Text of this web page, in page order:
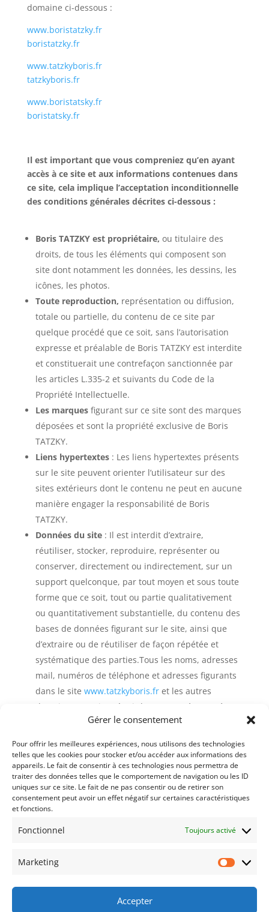
Gérer le consentement
Pour offrir les meilleures expériences, nous utilisons des technologies
telles que les cookies pour stocker et/ou accéder aux informations des
appareils. Le fait de consentir à ces technologies nous permettra de
traiter des données telles que le comportement de navigation ou les ID
uniques sur ce site. Le fait de ne pas consentir ou de retirer son
consentement peut avoir un effet négatif sur certaines caractéristiques
et fonctions.
Fonctionnel Toujours activé
Marketing
Accepter
domaine ci-dessous :
www.boristatzky.fr
boristatzky.fr
www.tatzkyboris.fr
tatzkyboris.fr
www.boristatsky.fr
boristatsky.fr
Il est important que vous compreniez qu’en ayant
accès à ce site et aux informations contenues dans
ce site, cela implique l’acceptation inconditionnelle
des conditions générales décrites ci-dessous :
Boris TATZKY est propriétaire, ou titulaire des
droits, de tous les éléments qui composent son
site dont notamment les données, les dessins, les
icônes, les photos.
Toute reproduction, représentation ou diffusion,
totale ou partielle, du contenu de ce site par
quelque procédé que ce soit, sans l’autorisation
expresse et préalable de Boris TATZKY est interdite
et constituerait une contrefaçon sanctionnée par
les articles L.335-2 et suivants du Code de la
Propriété Intellectuelle.
Les marquesfigurant sur ce site sont des marques
déposées et sont la propriété exclusive de Boris
TATZKY.
Liens hypertextes: Les liens hypertextes présents
sur le site peuvent orienter l’utilisateur sur des
sites extérieurs dont le contenu ne peut en aucune
manière engager la responsabilité de Boris
TATZKY.
Données du site: Il est interdit d’extraire,
réutiliser, stocker, reproduire, représenter ou
conserver, directement ou indirectement, sur un
support quelconque, par tout moyen et sous toute
forme que ce soit, tout ou partie qualitativement
ou quantitativement substantielle, du contenu des
bases de données figurant sur le site, ainsi que
d’extraire ou de réutiliser de façon répétée et
systématique des parties.Tous les noms, adresses
mail, numéros de téléphone et adresses figurants
dans le site www.tatzkyboris.fret les autres
domaines mentionnés ci-dessus sont à caractère
informatif et ne peuvent faire l’objet d’une
HÉBERGEMENT
Le site Internet est hébergé par Informaniak
INFOMANIAK NETWORK SA – 26, Avenue de la Praille
Tél. : +41 22 820 35 44